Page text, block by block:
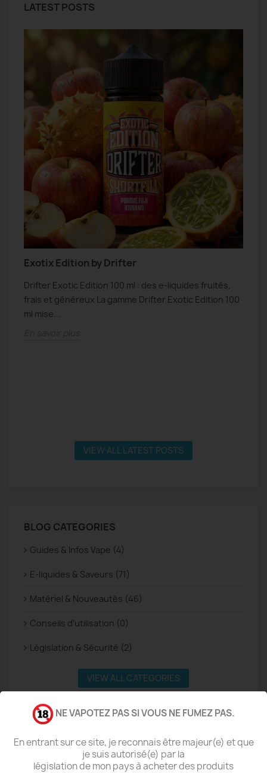
LATEST POSTS
Exotix Edition by Drifter
Drifter Exotic Edition 100 ml : des e-liquides fruités,
frais et généreux La gamme Drifter Exotic Edition 100
ml mise...
VIEW ALL LATEST POSTS
BLOG CATEGORIES
Guides & Infos Vape (4)
E-liquides & Saveurs (71)
Matériel & Nouveautés (46)
Conseils d’utilisation (0)
Législation & Sécurité (2)
VIEW ALL CATEGORIES
SEARCH IN BLOG
NE VAPOTEZ PAS SI VOUS NE FUMEZ PAS.
En entrant sur ce site, je reconnais être majeur(e) et que
je suis autorisé(e) par la
législation de mon pays à acheter des produits